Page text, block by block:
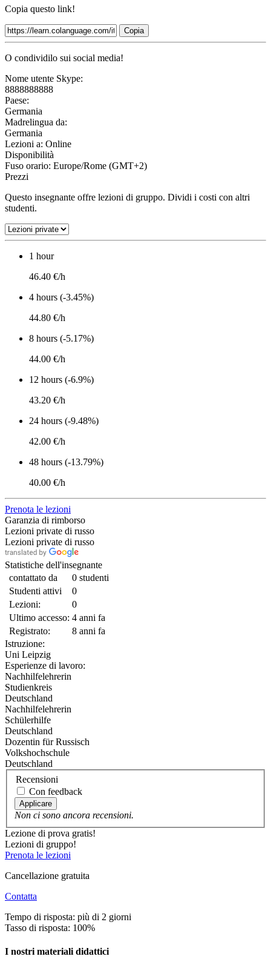
Copia questo link!
Copia
O condividilo sui social media!
Nome utente Skype:
8888888888
Paese:
Germania
Madrelingua da:
Germania
Lezioni a: Online
Disponibilità
Fuso orario: Europe/Rome (GMT+2)
Prezzi
Questo insegnante offre lezioni di gruppo. Dividi i costi con altri
studenti.
1 hour
46.40 €/h
4 hours (-3.45%)
44.80 €/h
8 hours (-5.17%)
44.00 €/h
12 hours (-6.9%)
43.20 €/h
24 hours (-9.48%)
42.00 €/h
48 hours (-13.79%)
40.00 €/h
Prenota le lezioni
Garanzia di rimborso
Lezioni private di russo
Lezioni private di russo
Statistiche dell'insegnante
contattato da
0 studenti
Studenti attivi
0
Lezioni:
0
Ultimo accesso: 4 anni fa
Registrato:
8 anni fa
Istruzione:
Uni Leipzig
Esperienze di lavoro:
Nachhilfelehrerin
Studienkreis
Deutschland
Nachhilfelehrerin
Schülerhilfe
Deutschland
Dozentin für Russisch
Volkshochschule
Deutschland
Recensioni
Con feedback
Applicare
Non ci sono ancora recensioni.
Lezione di prova gratis!
Lezioni di gruppo!
Prenota le lezioni
Cancellazione gratuita
Contatta
Tempo di risposta: più di 2 giorni
Tasso di risposta: 100%
I nostri materiali didattici